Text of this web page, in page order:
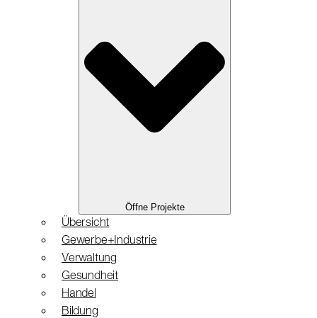
Öffne Projekte
Übersicht
Gewerbe+Industrie
Verwaltung
Gesundheit
Handel
Bildung